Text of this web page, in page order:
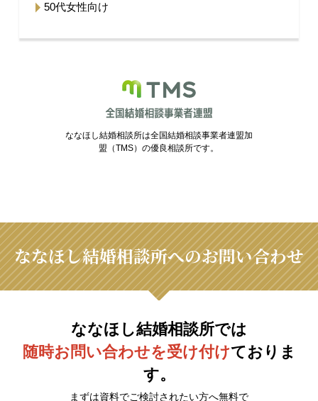
50代女性向け
ななほし結婚相談所は全国結婚相談事業者連盟加
盟（TMS）の優良相談所です。
ななほし結婚相談所へのお問い合わせ
ななほし結婚相談所では
随時お問い合わせを受け付けておりま
す。
まずは資料でご検討されたい方へ無料で